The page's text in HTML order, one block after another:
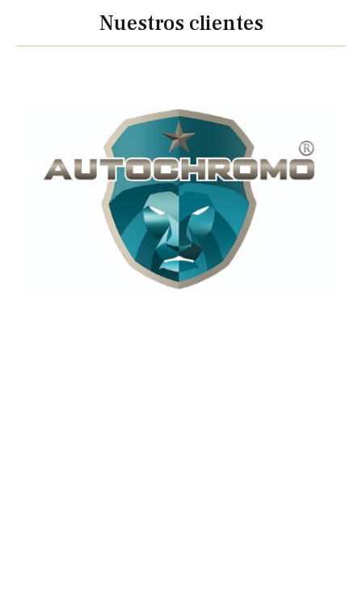
Nuestros clientes